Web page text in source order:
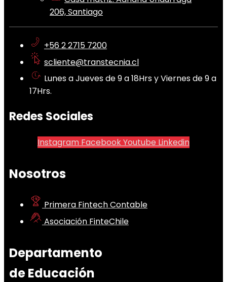
206, Santiago
+56 2 2715 7200
scliente@transtecnia.cl
Lunes a Jueves de 9 a 18Hrs y Viernes de 9 a
17Hrs.
Redes Sociales
Instagram FacebookYoutube Linkedin
Nosotros
Primera Fintech Contable
Asociación FinteChile
Departamento
de Educación